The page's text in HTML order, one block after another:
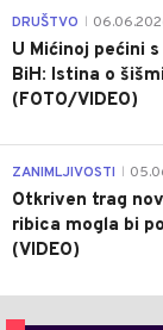
DRUŠTVO
U Mićinoj pećini
BiH: Istina o
(FOTO/VIDEO)
ZANIMLJIVOSTI
Otkriven trag
ribica mogla bi
(VIDEO)